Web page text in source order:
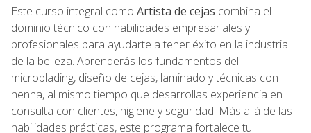
Este curso integral como Artista de cejas combina el
dominio técnico con habilidades empresariales y
profesionales para ayudarte a tener éxito en la industria
de la belleza. Aprenderás los fundamentos del
microblading, diseño de cejas, laminado y técnicas con
henna, al mismo tiempo que desarrollas experiencia en
consulta con clientes, higiene y seguridad. Más allá de las
habilidades prácticas, este programa fortalece tu